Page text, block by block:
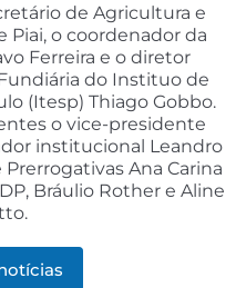
de Agricultura e
o coordenador da
Ferreira e o diretor
do Instituo de
(Itesp) Thiago Gobbo.
o vice-presidente
institucional Leandro
Ana Carina
Bráulio Rother e Aline